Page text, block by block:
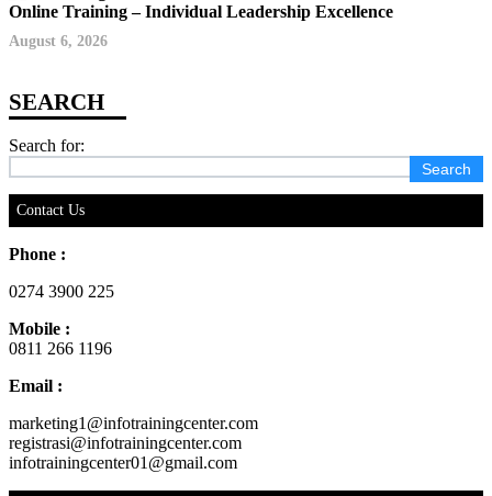
Online Training – Individual Leadership Excellence
August 6, 2026
Search for:
Contact Us
Phone :
0274 3900 225
Mobile :
0811 266 1196
Email :
marketing1@infotrainingcenter.com
registrasi@infotrainingcenter.com
infotrainingcenter01@gmail.com